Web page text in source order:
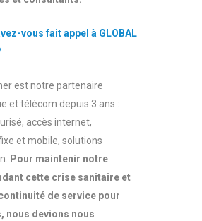
vous fait appel à GLOBAL
est notre partenaire
et télécom depuis 3 ans :
accès internet,
et mobile, solutions
Pour maintenir notre
cette crise sanitaire et
de service pour
nous devions nous